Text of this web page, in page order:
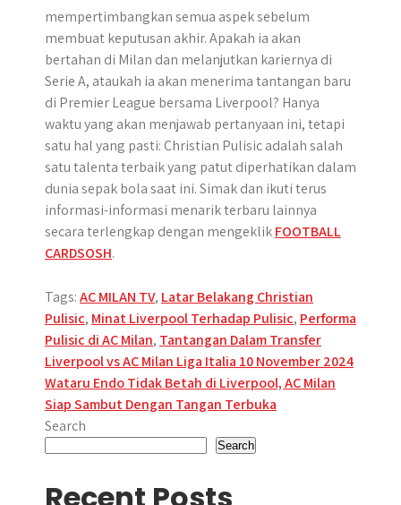
mempertimbangkan semua aspek sebelum
membuat keputusan akhir. Apakah ia akan
bertahan di Milan dan melanjutkan kariernya di
Serie A, ataukah ia akan menerima tantangan baru
di Premier League bersama Liverpool? Hanya
waktu yang akan menjawab pertanyaan ini, tetapi
satu hal yang pasti: Christian Pulisic adalah salah
satu talenta terbaik yang patut diperhatikan dalam
dunia sepak bola saat ini. Simak dan ikuti terus
informasi-informasi menarik terbaru lainnya
secara terlengkap dengan mengeklikFOOTBALL
CARDSOSH.
Tags:AC MILAN TV, Latar Belakang Christian
Pulisic, Minat Liverpool Terhadap Pulisic, Performa
Pulisic di AC Milan, Tantangan Dalam Transfer
Post
navigation
Liverpool vs AC Milan Liga Italia 10 November 2024
Wataru Endo Tidak Betah di Liverpool, AC Milan
Siap Sambut Dengan Tangan Terbuka
Search
Search